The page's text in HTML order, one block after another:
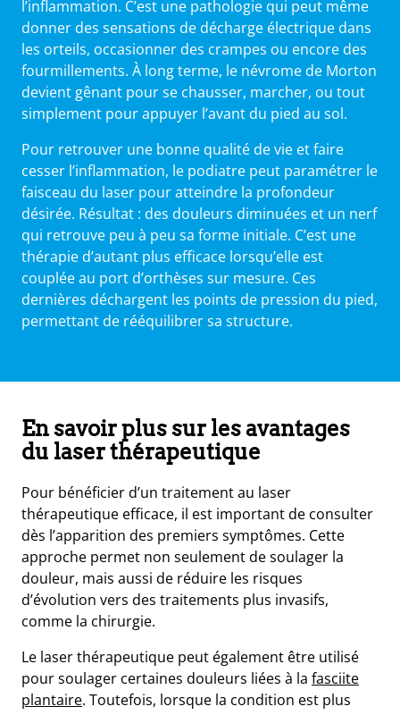
l’inflammation. C’est une pathologie qui peut même
donner des sensations de décharge électrique dans
les orteils, occasionner des crampes ou encore des
fourmillements. À long terme, le névrome de Morton
devient gênant pour se chausser, marcher, ou tout
simplement pour appuyer l’avant du pied au sol.
Pour retrouver une bonne qualité de vie et faire
cesser l’inflammation, le podiatre peut paramétrer le
faisceau du laser pour atteindre la profondeur
désirée. Résultat : des douleurs diminuées et un nerf
qui retrouve peu à peu sa forme initiale. C’est une
thérapie d’autant plus efficace lorsqu’elle est
couplée au port d’orthèses sur mesure. Ces
dernières déchargent les points de pression du pied,
permettant de rééquilibrer sa structure.
En savoir plus sur les avantages
du laser thérapeutique
Pour bénéficier d’un traitement au laser
thérapeutique efficace, il est important de consulter
dès l’apparition des premiers symptômes. Cette
approche permet non seulement de soulager la
douleur, mais aussi de réduire les risques
d’évolution vers des traitements plus invasifs,
comme la chirurgie.
Le laser thérapeutique peut également être utilisé
pour soulager certaines douleurs liées à la fasciite
plantaire. Toutefois, lorsque la condition est plus